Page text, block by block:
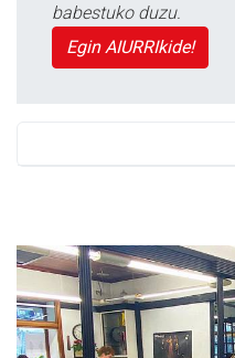
babestuko duzu.
Egin AIURRIkide!